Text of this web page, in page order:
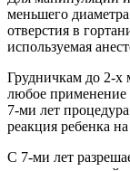
меньшего
отверстия в
используемая
Грудничкам до 2-х
любое применение
7-ми лет
реакция ребенка
С 7-ми лет